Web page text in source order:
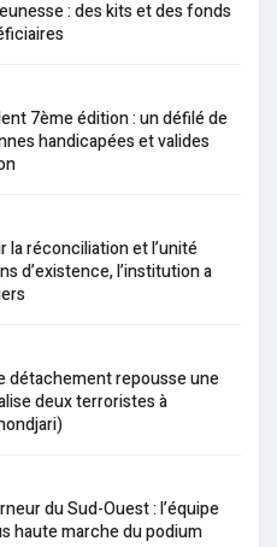
: des kits et des fonds
7ème édition : un défilé de
handicapées et valides
la réconciliation et l’unité
d’existence, l’institution a
détachement repousse une
deux terroristes à
du Sud-Ouest : l’équipe
haute marche du podium